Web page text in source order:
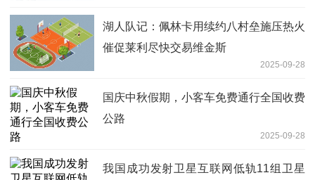
湖人队记：佩林卡用续约八村垒施压热火
催促莱利尽快交易维金斯
2025-09-28
国庆中秋假期，小客车免费通行全国收费
公路
2025-09-28
我国成功发射卫星互联网低轨11组卫星